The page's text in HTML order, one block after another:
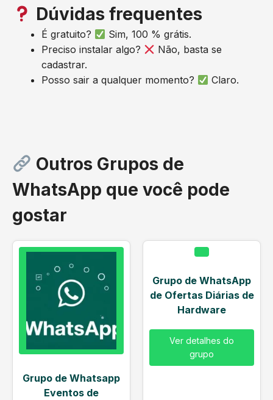
Dúvidas frequentes
É gratuito?
Sim, 100 % grátis.
Preciso instalar algo?
Não, basta se
cadastrar.
Posso sair a qualquer momento?
Claro.
Outros Grupos de
WhatsApp que você pode
gostar
Grupo de Whatsapp
Eventos de
Grupo de WhatsApp
de Ofertas Diárias de
Hardware
Ver detalhes do
grupo